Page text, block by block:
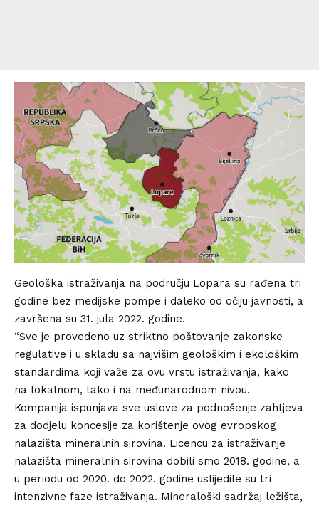
Geološka istraživanja na području Lopara su rađena tri
godine bez medijske pompe i daleko od očiju javnosti, a
završena su 31. jula 2022. godine.
“Sve je provedeno uz striktno poštovanje zakonske
regulative i u skladu sa najvišim geološkim i ekološkim
standardima koji važe za ovu vrstu istraživanja, kako
na lokalnom, tako i na međunarodnom nivou.
Kompanija ispunjava sve uslove za podnošenje zahtjeva
za dodjelu koncesije za korištenje ovog evropskog
nalazišta mineralnih sirovina. Licencu za istraživanje
nalazišta mineralnih sirovina dobili smo 2018. godine, a
u periodu od 2020. do 2022. godine uslijedile su tri
intenzivne faze istraživanja. Mineraloški sadržaj ležišta,